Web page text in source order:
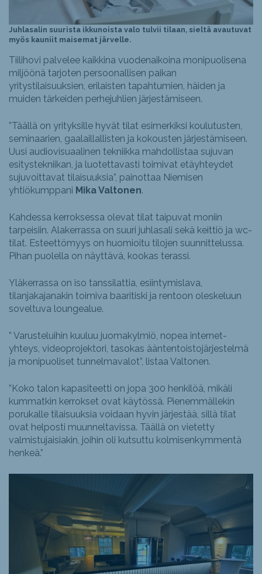
Juhlasalin suurista ikkunoista valo tulvii tilaan, sieltä avautuvat
myös kauniit maisemat järvelle.
Tiilihovi palvelee kaikkina vuodenaikoina monipuolisena
miljöönä tarjoten persoonallisen paikan
yritystilaisuuksien, erilaisten tapahtumien, häiden ja
muiden tärkeiden perhejuhlien järjestämiseen.
”Täällä on yrityksille hyvät tilat esimerkiksi koulutusten,
seminaarien, gaalaillallisten ja kokousten järjestämiseen.
Uusi audiovisuaalinen tekniikka mahdollistaa sujuvan
esitystekniikan, ja luotettavasti toimivat etäyhteydet
sujuvoittavat tilaisuuksia”, painottaa Niemisen
yhtiökumppani Mika Valtonen.
Kahdessa kerroksessa olevat tilat taipuvat moniin
tarpeisiin. Alakerrassa on suuri juhlasali sekä keittiö ja wc-
tilat. Esteettömyys on huomioitu tilojen suunnittelussa.
Pihan puolella on näyttävä, kookas terassi.
Yläkerrassa on iso tanssilattia, esiintymislava,
tilanjakajanakin toimiva baaritiski ja rentoon oleskeluun
soveltuva loungealue.
” Varusteluihin kuuluu juomakylmiö, nopea internet-
yhteys, videoprojektori, tasokas ääntentoistojärjestelmä
ja monipuoliset tunnelmavalot”, listaa Valtonen.
”Koko talon kapasiteetti on jopa 300 henkilöä, mikäli
kummatkin kerrokset ovat käytössä. Pienemmällekin
porukalle tilaisuuksia voidaan hyvin järjestää, sillä tilat
ovat helposti muunneltavissa. Täällä on vietetty
valmistujaisiakin, joihin oli kutsuttu kolmisenkymmentä
henkeä.”